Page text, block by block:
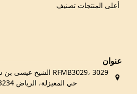
أعلى المنتجات تصنيف
عنوان
حي المعيزلة، الرياض 13234، السعودية